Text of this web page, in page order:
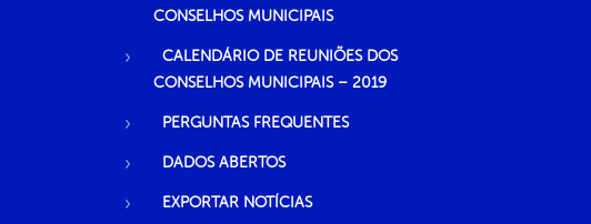
CONSELHOS MUNICIPAIS
CALENDÁRIO DE REUNIÕES DOS
CONSELHOS MUNICIPAIS – 2019
PERGUNTAS FREQUENTES
DADOS ABERTOS
EXPORTAR NOTÍCIAS